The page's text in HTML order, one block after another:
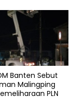
Banten Sebut
Malingping
PLN